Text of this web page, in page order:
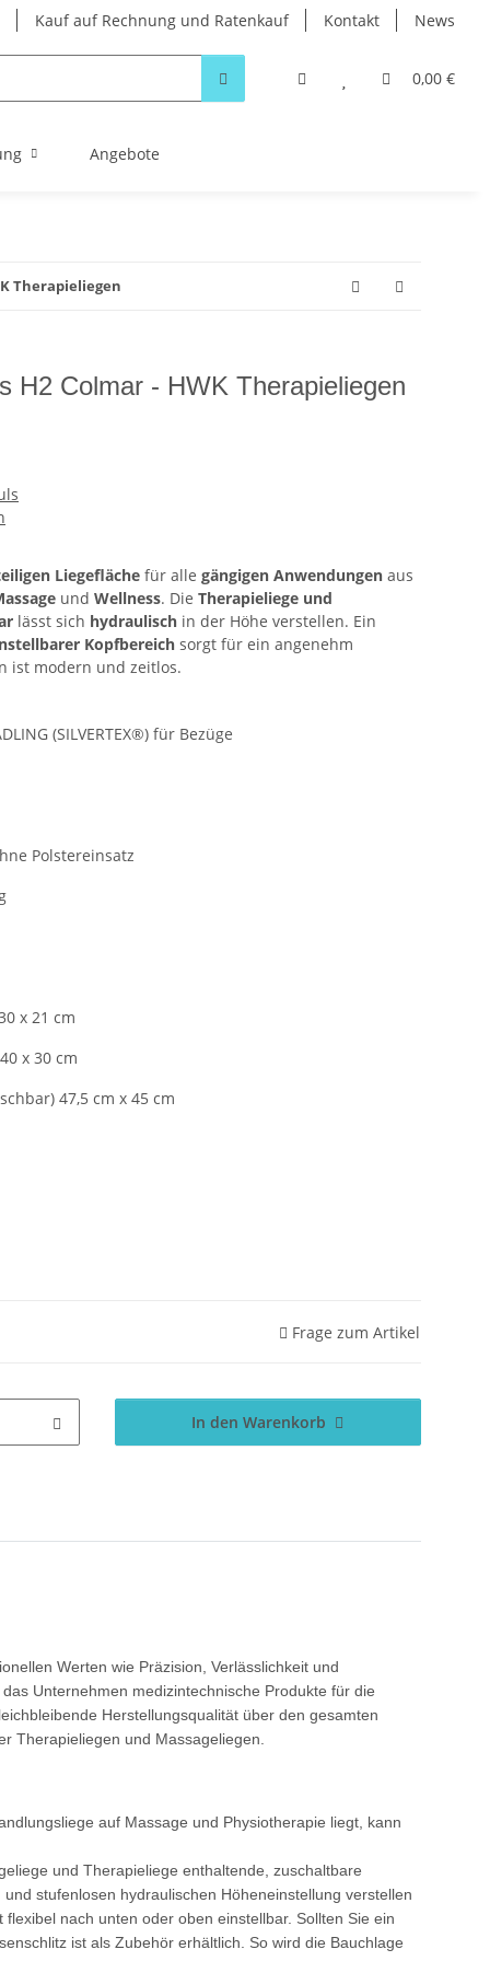
Kauf auf Rechnung und Ratenkauf Kontakt News
0,00 €
Angebote
Therapieliegen
H2 Colmar - HWK Therapieliegen
Liegefläche für alle gängigen Anwendungen aus
und Wellness. Die Therapieliege und
lässt sich hydraulisch in der Höhe verstellen. Ein
Kopfbereich sorgt für ein angenehm
ist modern und zeitlos.
(SILVERTEX®) für Bezüge
Polstereinsatz
x 21 cm
x 30 cm
47,5 cm x 45 cm
Frage zum Artikel
In den Warenkorb
Werten wie Präzision, Verlässlichkeit und
Unternehmen medizintechnische Produkte für die
Herstellungsqualität über den gesamten
Therapieliegen und Massageliegen.
auf Massage und Physiotherapie liegt, kann
und Therapieliege enthaltende, zuschaltbare
stufenlosen hydraulischen Höheneinstellung verstellen
nach unten oder oben einstellbar. Sollten Sie ein
ist als Zubehör erhältlich. So wird die Bauchlage